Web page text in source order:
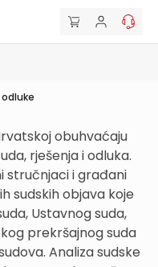
obuhvaćaju
rješenja i odluka.
stručnjaci i građani
sudskih objava koje
Ustavnog suda,
prekršajnog suda
Analiza sudske